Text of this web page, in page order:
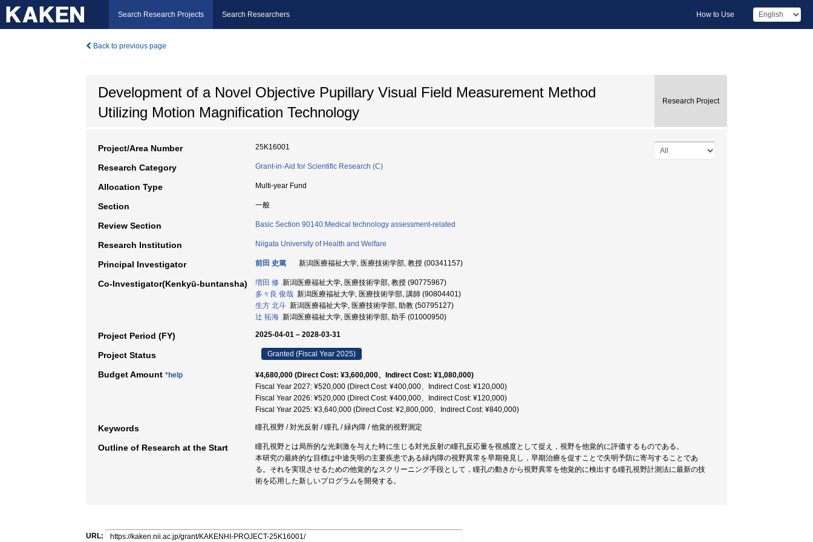
Search Research Projects Search Researchers How to Use
Back to previous page
Development of a Novel Objective Pupillary Visual Field Measurement Method
Utilizing Motion Magnification Technology
Research Project
Project/Area Number 25K16001
Research Category Grant-in-Aid for Scientific Research (C)
Allocation Type Multi-year Fund
Section 一般
Review Section Basic Section 90140:Medical technology assessment-related
Research Institution Niigata University of Health and Welfare
Principal Investigator 前田 史篤 新潟医療福祉大学, 医療技術学部, 教授 (00341157)
Co-Investigator(Kenkyū-buntansha) 増田 修 新潟医療福祉大学, 医療技術学部, 教授 (90775967)
多々良 俊哉 新潟医療福祉大学, 医療技術学部, 講師 (90804401)
生方 北斗 新潟医療福祉大学, 医療技術学部, 助教 (50795127)
辻 拓海 新潟医療福祉大学, 医療技術学部, 助手 (01000950)
Project Period (FY) 2025-04-01 – 2028-03-31
Project Status Granted (Fiscal Year 2025)
Budget Amount *help
¥4,680,000 (Direct Cost: ¥3,600,000、Indirect Cost: ¥1,080,000)
Fiscal Year 2027: ¥520,000 (Direct Cost: ¥400,000、Indirect Cost: ¥120,000)
Fiscal Year 2026: ¥520,000 (Direct Cost: ¥400,000、Indirect Cost: ¥120,000)
Fiscal Year 2025: ¥3,640,000 (Direct Cost: ¥2,800,000、Indirect Cost: ¥840,000)
Keywords 瞳孔視野 / 対光反射 / 瞳孔 / 緑内障 / 他覚的視野測定
Outline of Research at the Start
瞳孔視野とは局所的な光刺激を与えた時に生じる対光反射の瞳孔反応量を視感度として捉え，視野を他覚的に評価するものである。
本研究の最終的な目標は中途失明の主要疾患である緑内障の視野異常を早期発見し，早期治療を促すことで失明予防に寄与することであ
る。それを実現させるための他覚的なスクリーニング手段として，瞳孔の動きから視野異常を他覚的に検出する瞳孔視野計測法に最新の技
術を応用した新しいプログラムを開発する。
URL: